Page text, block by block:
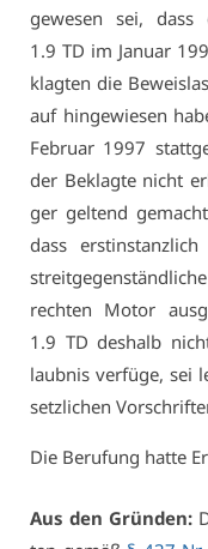
ge­we­sen sei, dass
1.9 TD im Ja­nu­ar
klag­ten die
auf hin­ge­wie­sen
Fe­bru­ar 1997
der Be­klag­te nicht
ger gel­tend
dass
rech­ten Mo­tor
1.9 TD des­halb
laub­nis ver­fü­ge, sei
setz­li­chen
Die Be­ru­fung hat­te
Aus den Grün­den: